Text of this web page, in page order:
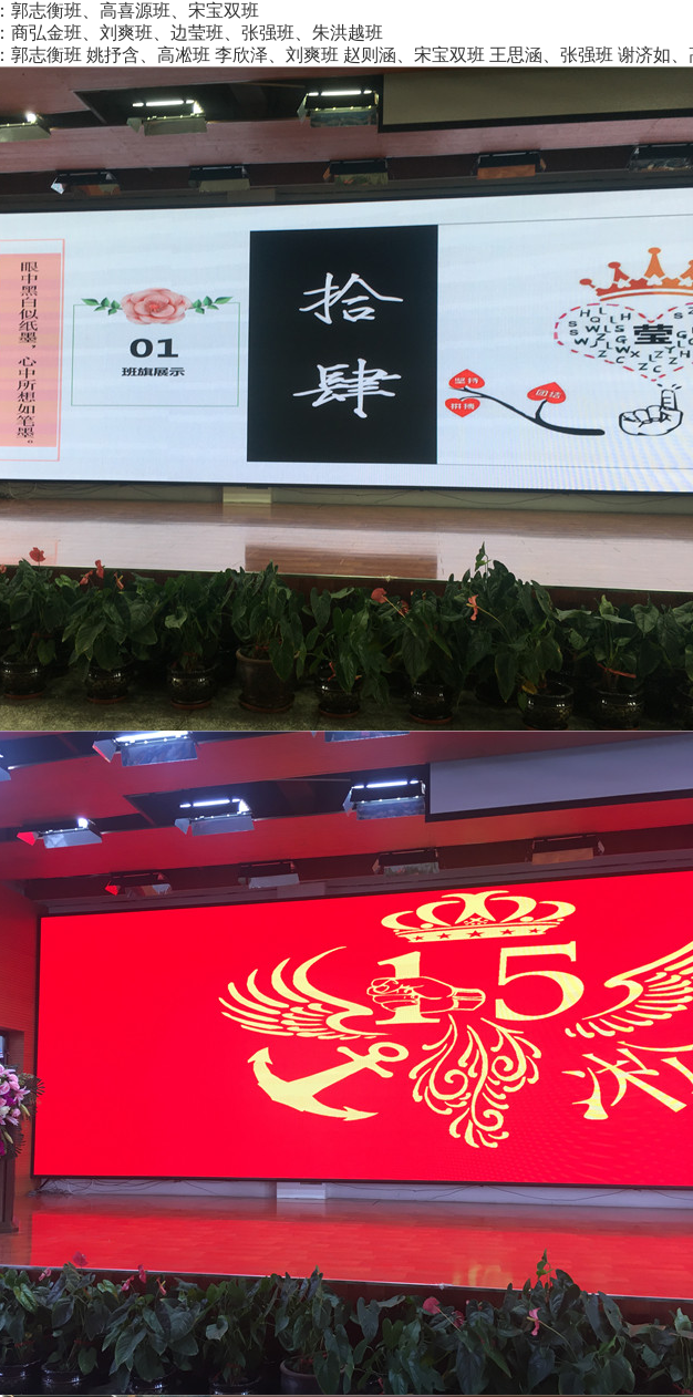
郭志衡班、高喜源班、宋宝双班
商弘金班、刘爽班、边莹班、张强班、朱洪越班
郭志衡班 姚抒含、高凇班 李欣泽、刘爽班 赵则涵、宋宝双班 王思涵、张强班 谢济如